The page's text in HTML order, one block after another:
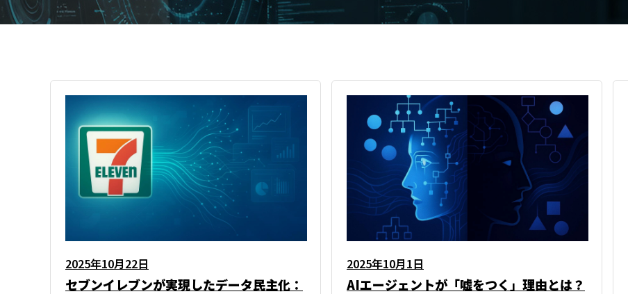
2025年10月22日
セブンイレブンが実現したデータ民主化：
2025年10月1日
AIエージェントが「嘘をつく」理由とは？